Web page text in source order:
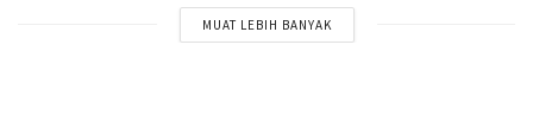
MUAT LEBIH BANYAK